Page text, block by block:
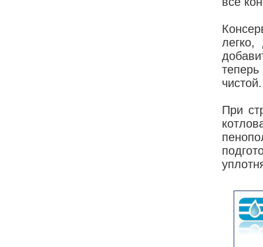
легко,
чистой.
При